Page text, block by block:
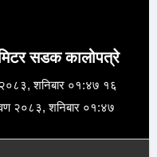
सडक कालोपत्रे
शनिबार ०१:४७ १६
२०८३, शनिबार ०१:४७